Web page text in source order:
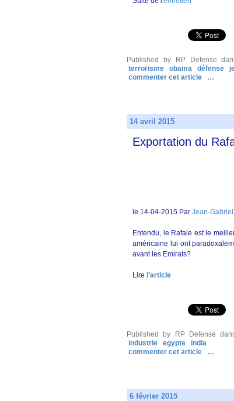
Published by RP Defense
terrorisme
obama défense
commenter cet article
…
14 avril 2015
Exportation du
le 14-04-2015 Par Jean-
Entendu, le Rafale est le
américaine lui ont
avant les Emirats?
Lire l’article
Published by RP Defense
industrie
egypte
india
commenter cet article
…
6 février 2015